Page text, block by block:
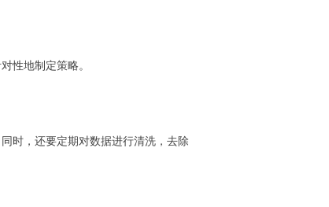
性地制定策略。
时，还要定期对数据进行清洗，去除